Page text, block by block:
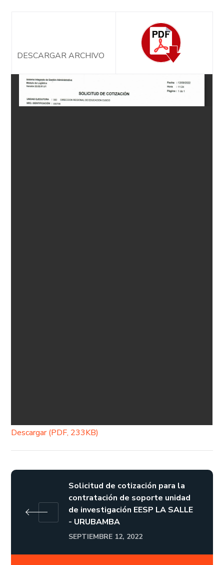
DESCARGAR ARCHIVO
Descargar (PDF, 233KB)
Solicitud de cotización para la
contratación de soporte unidad
de investigación EESP LA SALLE
- URUBAMBA
SEPTIEMBRE 12, 2022